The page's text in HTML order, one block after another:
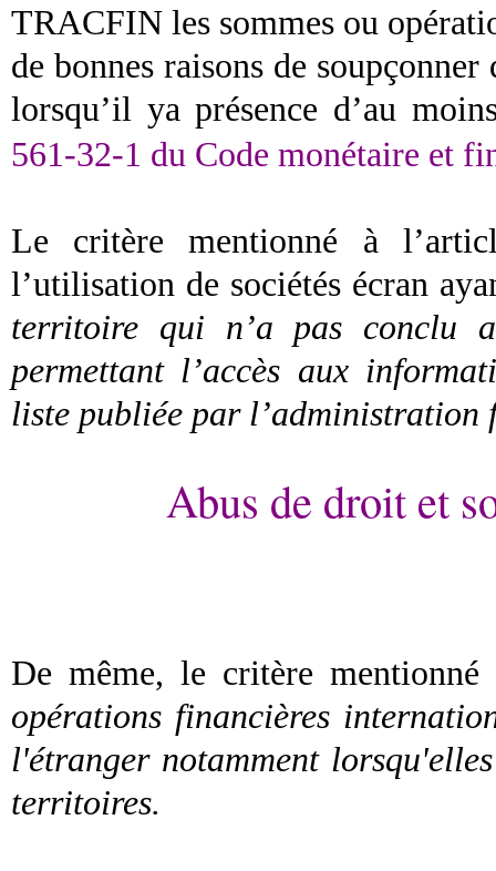
TRACFIN les sommes ou
de bonnes raisons de
lorsqu’il ya présence d’au
561-32-1 du Code monétaire et
Le critère mentionné à
l’utilisation de sociétés écran
territoire qui n’a pas conclu
permettant l’accès aux
liste publiée par l’administration
Abus de droit et
De même, le critère
opérations financières
l'étranger notamment
territoires.